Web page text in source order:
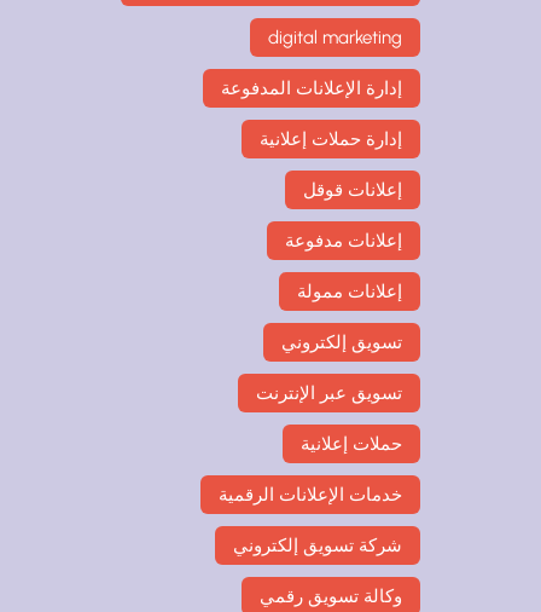
digital marketing
إدارة الإعلانات المدفوعة
إدارة حملات إعلانية
إعلانات قوقل
إعلانات مدفوعة
إعلانات ممولة
تسويق إلكتروني
تسويق عبر الإنترنت
حملات إعلانية
خدمات الإعلانات الرقمية
شركة تسويق إلكتروني
وكالة تسويق رقمي